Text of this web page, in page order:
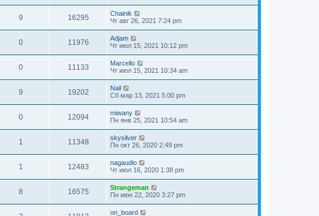
9 16295
Chainik
Чт авг 26, 2021 7:24 pm
0 11976
Adjam
Чт июл 15, 2021 10:12 pm
0 11133
Marcello
Чт июл 15, 2021 10:34 am
9 19202
Nail
Сб мар 13, 2021 5:00 pm
0 12094
miwany
Пн янв 25, 2021 10:54 am
1 11348
skysilver
Пн окт 26, 2020 2:49 pm
1 12483
nagaudio
Чт июл 16, 2020 1:38 pm
8 16575
Strangeman
Пн июн 22, 2020 3:27 pm
on_board